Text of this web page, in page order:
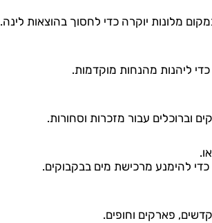
מלונות יוקרה כדי לחסוך בהוצאות לינה.
ליהנות מהנחות מוקדמות.
וברוכלים עבור מזכרות וסחורות.
להימנע מרכישת מים בבקבוקים.
פארקים וחופים.